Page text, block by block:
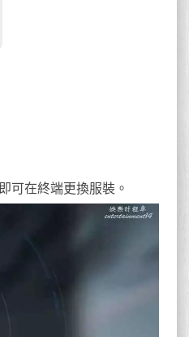
可在終端更換服裝。